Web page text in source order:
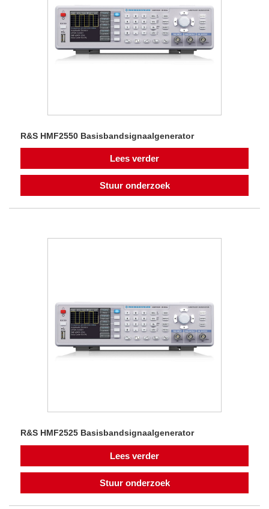
R&S HMF2550 Basisbandsignaalgenerator
Lees verder
Stuur onderzoek
R&S HMF2525 Basisbandsignaalgenerator
Lees verder
Stuur onderzoek